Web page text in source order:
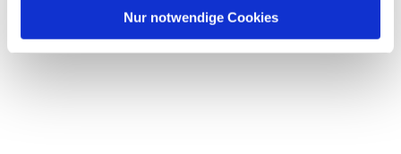
Nur notwendige Cookies